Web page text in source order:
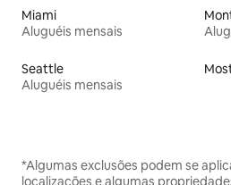
Miami
Aluguéis mensais
Seattle
Aluguéis mensais
*Algumas exclusões podem se